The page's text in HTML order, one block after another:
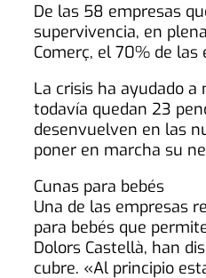
De las 58 empresas
supervivencia, en
Comerç, el 70% de
La crisis ha ayudado
todavía quedan 23
desenvuelven en las
poner en marcha su
Cunas para bebés
Una de las empresas
para bebés que
Dolors Castellà, han
cubre. «Al principio